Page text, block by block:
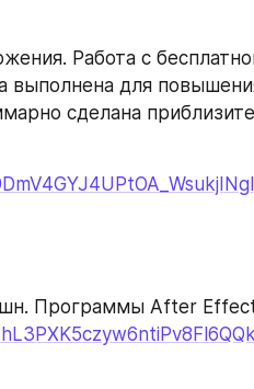
Работа с
выполнена для
сделана
Программы After